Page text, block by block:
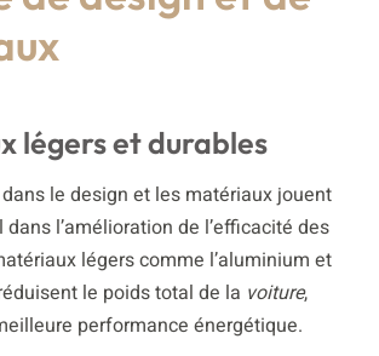
légers et durables
le design et les matériaux jouent
l’amélioration de l’efficacité des
légers comme l’aluminium et
le poids total de la voiture,
performance énergétique.